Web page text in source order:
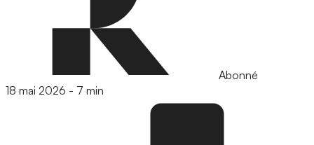
Abonné
18 mai 2026 - 7 min